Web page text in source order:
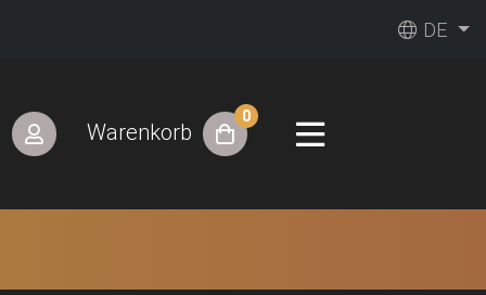
DE
Warenkorb
0